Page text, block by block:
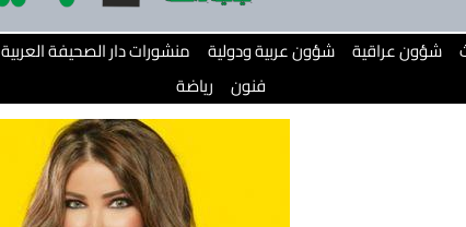
شؤون عراقية شؤون عربية ودولية منشورات دار الصحيفة العربية
فنون رياضة